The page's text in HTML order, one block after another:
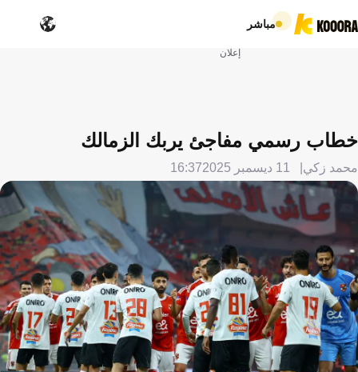
مباشر
إعلان
خطاب رسمي مفاجئ يربك الزمالك
محمد زكي 11 ديسمبر 2025 16:37